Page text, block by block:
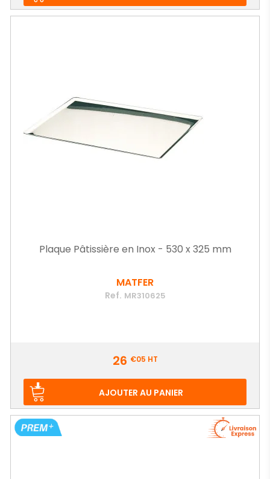
Plaque Pâtissière en Inox - 530 x 325 mm
MATFER
Ref. MR310625
26 €05 HT
AJOUTER AU PANIER